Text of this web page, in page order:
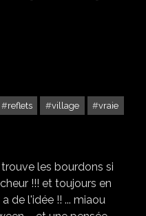
reflets village
vraie
les bourdons si
!!! et toujours en
a de l'idée !! ... miaou